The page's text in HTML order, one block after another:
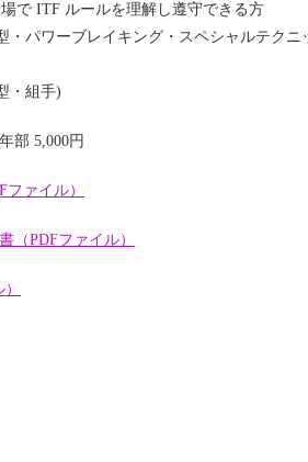
で ITF ルールを理解し遵守できる方
ーブレイキング・スペシャルテクニ
組手)
部 5,000円
ァイル）
（PDFファイル）